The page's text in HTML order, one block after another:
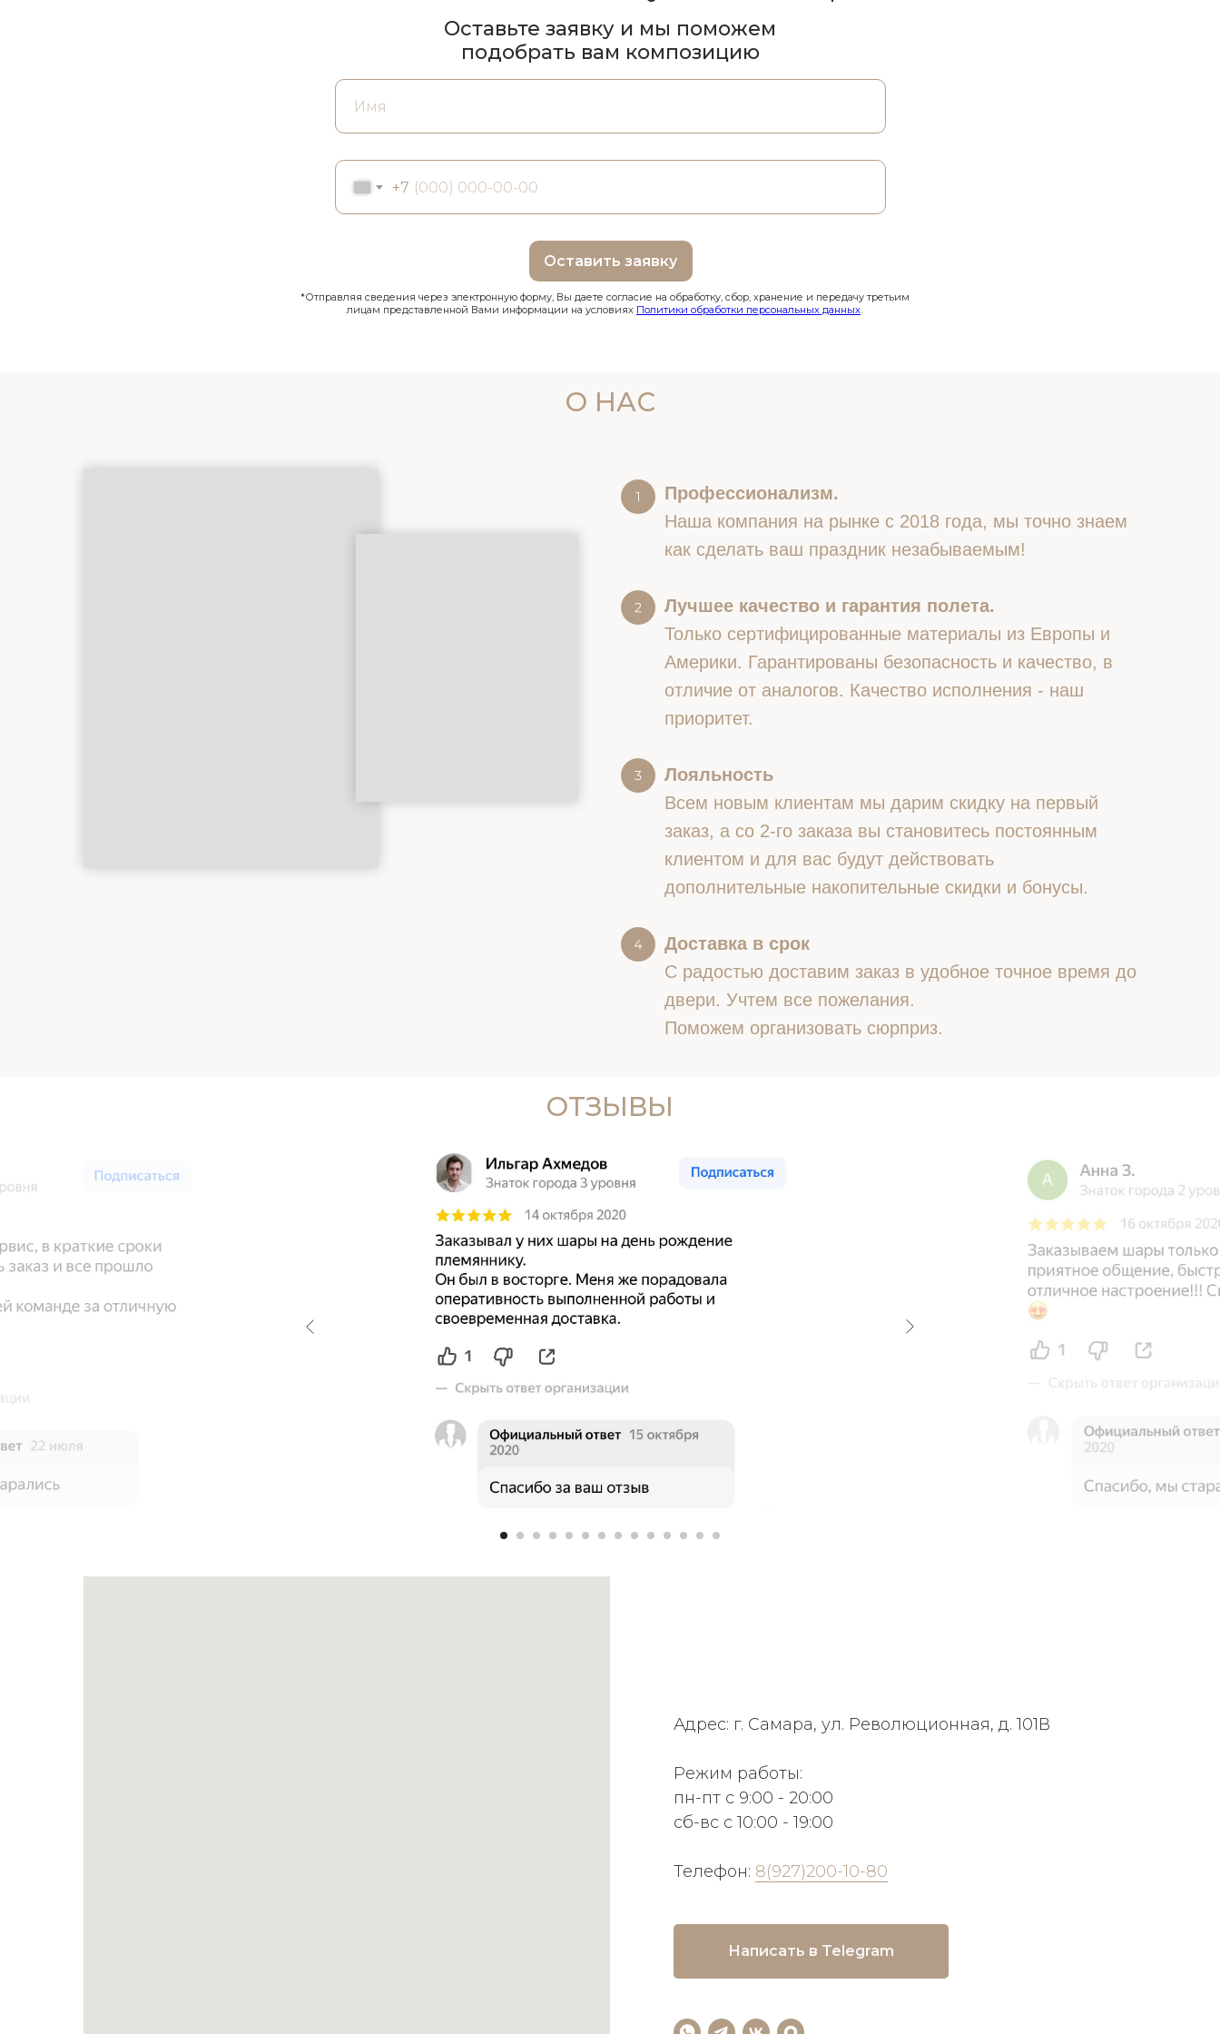
+7
Оставить заявку
Оставьте заявку и мы поможем
подобрать вам композицию
*Отправляя сведения через электронную форму, Вы даете согласие на обработку, сбор, хранение и передачу третьим
лицам представленной Вами информации на условиях Политики обработки персональных данных.
О НАС
Профессионализм.
Наша компания на рынке с 2018 года, мы точно знаем
как сделать ваш праздник незабываемым!
Лучшее качество и гарантия полета.
Только сертифицированные материалы из Европы и
Америки. Гарантированы безопасность и качество, в
отличие от аналогов. Качество исполнения - наш
приоритет.
Лояльность
Всем новым клиентам мы дарим скидку на первый
заказ, а со 2-го заказа вы становитесь постоянным
клиентом и для вас будут действовать
дополнительные накопительные скидки и бонусы.
Доставка в срок
С радостью доставим заказ в удобное точное время до
двери. Учтем все пожелания.
Поможем организовать сюрприз.
ОТЗЫВЫ
Адрес: г. Самара, ул. Революционная, д. 101В
Режим работы:
пн-пт с 9:00 - 20:00
сб-вс с 10:00 - 19:00
Телефон: 8(927)200-10-80
Написать в Telegram